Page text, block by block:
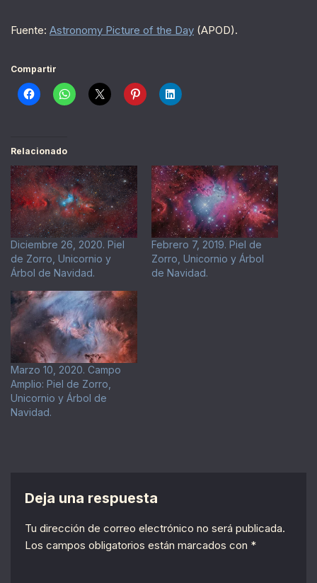
Fuente: Astronomy Picture of the Day (APOD).
Compartir
Relacionado
Diciembre 26, 2020. Piel
de Zorro, Unicornio y
Árbol de Navidad.
Febrero 7, 2019. Piel de
Zorro, Unicornio y Árbol
de Navidad.
Marzo 10, 2020. Campo
Amplio: Piel de Zorro,
Unicornio y Árbol de
Navidad.
Deja una respuesta
Tu dirección de correo electrónico no será publicada.
Los campos obligatorios están marcados con *